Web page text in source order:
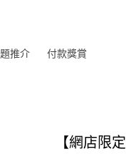
推介 付款獎賞
【網店限